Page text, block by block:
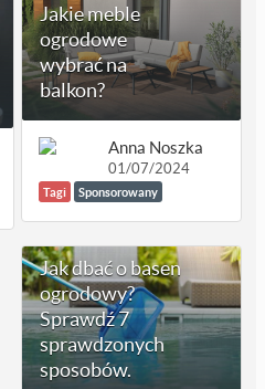
Jakie meble
ogrodowe
wybrać na
balkon?
Anna Noszka
01/07/2024
Tagi Sponsorowany
Jak dbać o basen
ogrodowy?
Sprawdź 7
sprawdzonych
sposobów.